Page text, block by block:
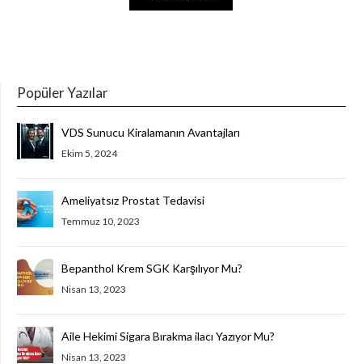
Popüler Yazılar
VDS Sunucu Kiralamanın Avantajları
Ekim 5, 2024
Ameliyatsız Prostat Tedavisi
Temmuz 10, 2023
Bepanthol Krem SGK Karşılıyor Mu?
Nisan 13, 2023
Aile Hekimi Sigara Bırakma ilacı Yazıyor Mu?
Nisan 13, 2023